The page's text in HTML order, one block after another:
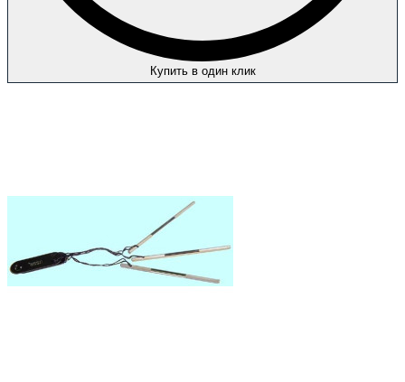
Купить в один клик